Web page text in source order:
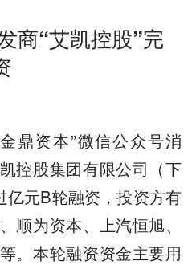
商“艾凯控股”完
鼎资本”微信公众号消
控股集团有限公司（下
亿元B轮融资，投资方有
顺为资本、上汽恒旭、
。本轮融资资金主要用